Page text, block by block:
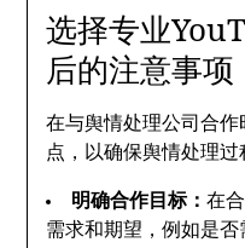
选择专业
后的注意事项
在与舆情处理公司合
点，以确保舆情处理过
明确合作目标：在
需求和期望，例如是